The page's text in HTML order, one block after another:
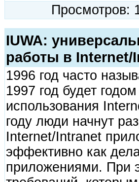
Просмотров:
IUWA:
работы в Internet/
1996 год часто
1997 год будет
использования
году люди начнут
Internet/Intranet
эффективно как
приложениями. При